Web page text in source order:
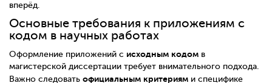
вперёд.
Основные требования к приложениям с
кодом в научных работах
Оформление приложений с исходным кодом в
магистерской диссертации требует внимательного подхода.
Важно следовать официальным критериям и специфике